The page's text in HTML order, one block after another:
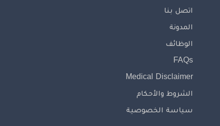
اتصل بنا
المدونة
الوظائف
FAQs
Medical Disclaimer
الشروط والأحكام
سياسة الخصوصية